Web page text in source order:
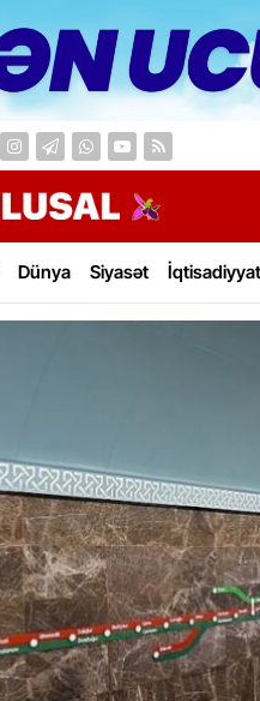
Dünya Siyasət İqtisadiyyat